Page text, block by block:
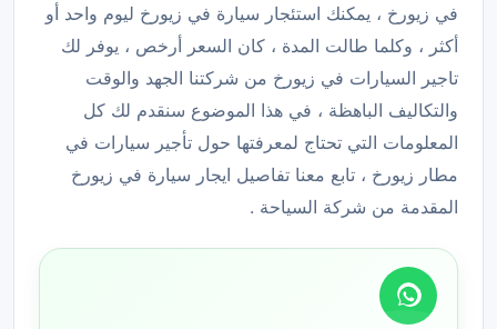
في زيورخ ، يمكنك استئجار سيارة في زيورخ ليوم واحد أو
أكثر ، وكلما طالت المدة ، كان السعر أرخص ، يوفر لك
تاجير السيارات في زيورخ من شركتنا الجهد والوقت
والتكاليف الباهظة ، في هذا الموضوع سنقدم لك كل
المعلومات التي تحتاج لمعرفتها حول تأجير سيارات في
مطار زيورخ ، تابع معنا تفاصيل ايجار سيارة في زيورخ
المقدمة من شركة السياحة .